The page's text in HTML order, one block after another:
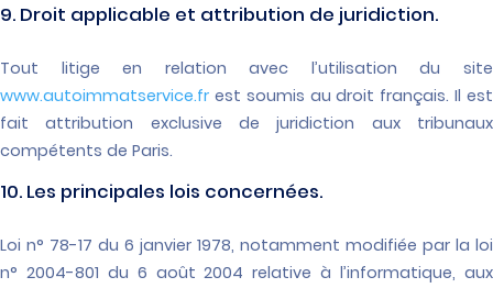
9. Droit applicable et attribution de juridiction.
Tout litige en relation avec l’utilisation du site
www.autoimmatservice.fr est soumis au droit français. Il est
fait attribution exclusive de juridiction aux tribunaux
compétents de Paris.
10. Les principales lois concernées.
Loi n° 78-17 du 6 janvier 1978, notamment modifiée par la loi
n° 2004-801 du 6 août 2004 relative à l’informatique, aux